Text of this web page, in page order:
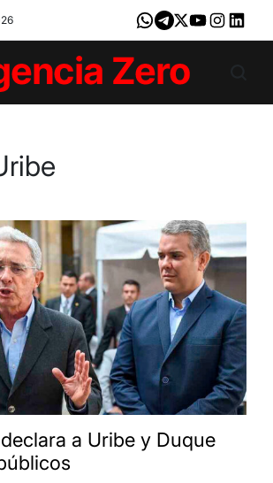
Whatsapp
Telegram
X YoutubeInstagram
a Uribe y Duque